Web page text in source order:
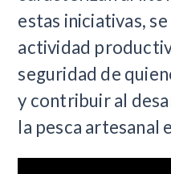
estas iniciativas,
actividad
seguridad de
y contribuir al
la pesca artesanal